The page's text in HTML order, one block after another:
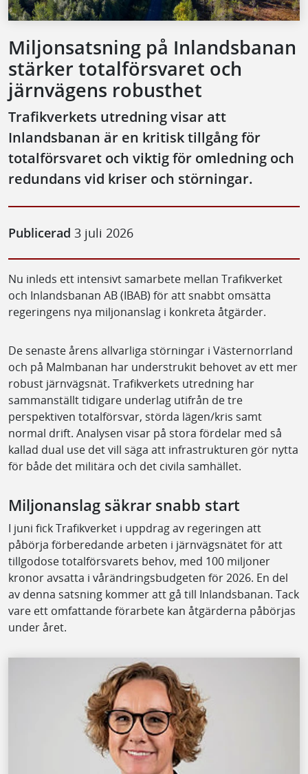
Miljonsatsning på Inlandsbanan
stärker totalförsvaret och
järnvägens robusthet
Trafikverkets utredning visar att
Inlandsbanan är en kritisk tillgång för
totalförsvaret och viktig för omledning och
redundans vid kriser och störningar.
Publicerad 3 juli 2026
Nu inleds ett intensivt samarbete mellan Trafikverket
och Inlandsbanan AB (IBAB) för att snabbt omsätta
regeringens nya miljonanslag i konkreta åtgärder.
De senaste årens allvarliga störningar i Västernorrland
och på Malmbanan har understrukit behovet av ett mer
robust järnvägsnät. Trafikverkets utredning har
sammanställt tidigare underlag utifrån de tre
perspektiven totalförsvar, störda lägen/kris samt
normal drift. Analysen visar på stora fördelar med så
kallad dual use det vill säga att infrastrukturen gör nytta
för både det militära och det civila samhället.
Miljonanslag säkrar snabb start
I juni fick Trafikverket i uppdrag av regeringen att
påbörja förberedande arbeten i järnvägsnätet för att
tillgodose totalförsvarets behov, med 100 miljoner
kronor avsatta i vårändringsbudgeten för 2026. En del
av denna satsning kommer att gå till Inlandsbanan. Tack
vare ett omfattande förarbete kan åtgärderna påbörjas
under året.